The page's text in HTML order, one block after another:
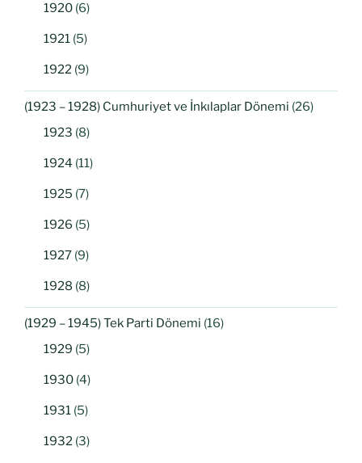
1920 (6)
1921 (5)
1922 (9)
(1923 – 1928) Cumhuriyet ve İnkılaplar Dönemi (26)
1923 (8)
1924 (11)
1925 (7)
1926 (5)
1927 (9)
1928 (8)
(1929 – 1945) Tek Parti Dönemi (16)
1929 (5)
1930 (4)
1931 (5)
1932 (3)